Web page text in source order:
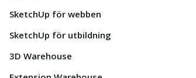
SketchUp för webben
SketchUp för utbildning
3D Warehouse